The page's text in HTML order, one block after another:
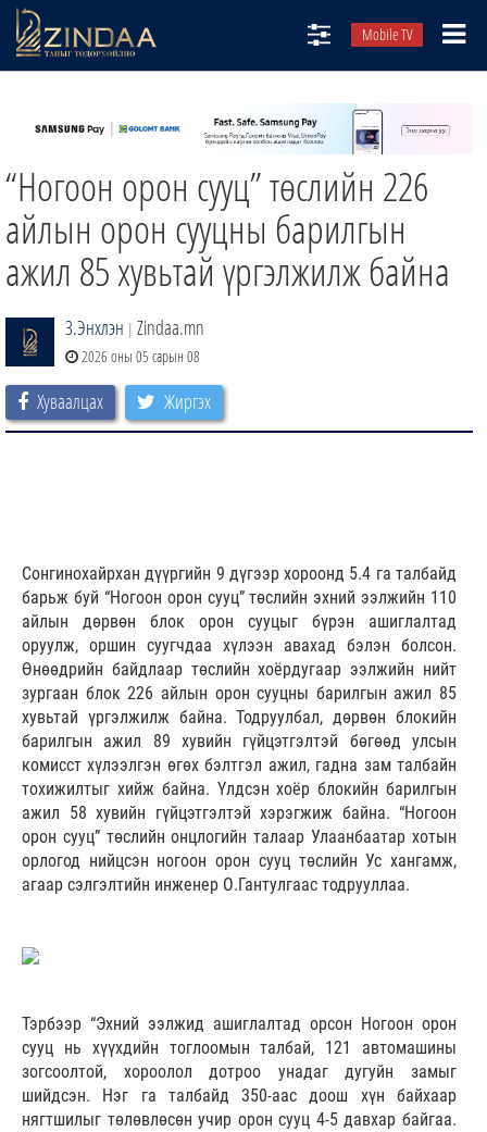
Mobile TV
ТВ8
ӨГЛӨӨНИЙ СОНИН
АУДИО ЗОХИОЛ
ЗИНДАА СЭТГҮҮЛ
“Ногоон орон сууц” төслийн 226
айлын орон сууцны барилгын
ажил 85 хувьтай үргэлжилж байна
З.Энхлэн | Zindaa.mn
2026 оны 05 сарын 08
Хуваалцах Жиргэх
Сонгинохайрхан дүүргийн 9 дүгээр хороонд 5.4 га талбайд
барьж буй “Ногоон орон сууц” төслийн эхний ээлжийн 110
айлын дөрвөн блок орон сууцыг бүрэн ашиглалтад
оруулж, оршин суугчдаа хүлээн авахад бэлэн болсон.
Өнөөдрийн байдлаар төслийн хоёрдугаар ээлжийн нийт
зургаан блок 226 айлын орон сууцны барилгын ажил 85
хувьтай үргэлжилж байна. Тодруулбал, дөрвөн блокийн
барилгын ажил 89 хувийн гүйцэтгэлтэй бөгөөд улсын
комисст хүлээлгэн өгөх бэлтгэл ажил, гадна зам талбайн
тохижилтыг хийж байна. Үлдсэн хоёр блокийн барилгын
ажил 58 хувийн гүйцэтгэлтэй хэрэгжиж байна. “Ногоон
орон сууц” төслийн онцлогийн талаар Улаанбаатар хотын
орлогод нийцсэн ногоон орон сууц төслийн Ус хангамж,
агаар сэлгэлтийн инженер О.Гантулгаас тодрууллаа.
Тэрбээр “Эхний ээлжид ашиглалтад орсон Ногоон орон
сууц нь хүүхдийн тоглоомын талбай, 121 автомашины
зогсоолтой, хороолол дотроо унадаг дугуйн замыг
шийдсэн. Нэг га талбайд 350-аас доош хүн байхаар
нягтшилыг төлөвлөсөн учир орон сууц 4-5 давхар байгаа.